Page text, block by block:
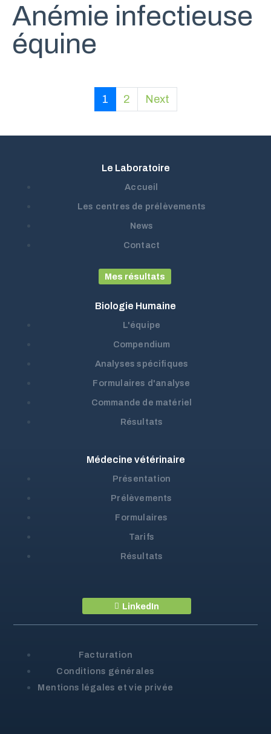
Anémie infectieuse
équine
1 2 Next
Le Laboratoire
Accueil
Les centres de prélèvements
News
Contact
Mes résultats
Biologie Humaine
L'équipe
Compendium
Analyses spécifiques
Formulaires d'analyse
Commande de matériel
Résultats
Médecine vétérinaire
Présentation
Prélèvements
Formulaires
Tarifs
Résultats
LinkedIn
Facturation
Conditions générales
Mentions légales et vie privée